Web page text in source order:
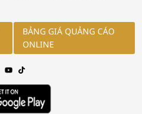
BẢNG GIÁ QUẢNG CÁO
ONLINE